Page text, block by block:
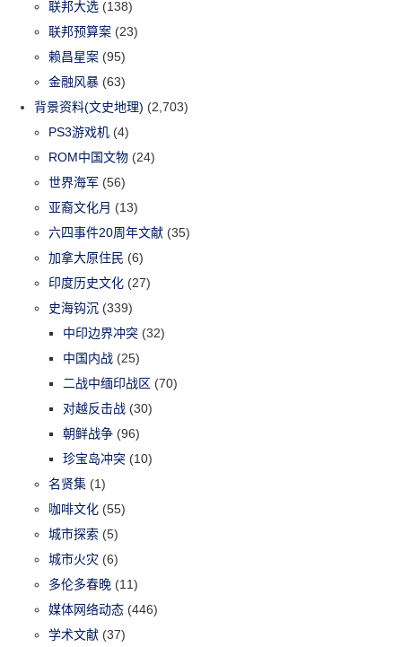
联邦大选 (138)
联邦预算案 (23)
赖昌星案 (95)
金融风暴 (63)
背景资料(文史地理) (2,703)
PS3游戏机 (4)
ROM中国文物 (24)
世界海军 (56)
亚裔文化月 (13)
六四事件20周年文献 (35)
加拿大原住民 (6)
印度历史文化 (27)
史海钩沉 (339)
中印边界冲突 (32)
中国内战 (25)
二战中缅印战区 (70)
对越反击战 (30)
朝鲜战争 (96)
珍宝岛冲突 (10)
名贤集 (1)
咖啡文化 (55)
城市探索 (5)
城市火灾 (6)
多伦多春晚 (11)
媒体网络动态 (446)
学术文献 (37)